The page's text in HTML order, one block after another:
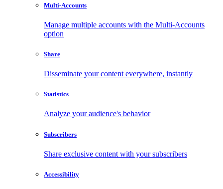
Multi-Accounts
Manage multiple accounts with the Multi-Accounts
option
Share
Disseminate your content everywhere, instantly
Statistics
Analyze your audience's behavior
Subscribers
Share exclusive content with your subscribers
Accessibility